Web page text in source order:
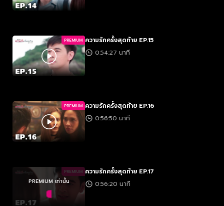
PREMIUM ความรักครั้งสุดท้าย EP.15
0:54:27 นาที
PREMIUM ความรักครั้งสุดท้าย EP.16
0:56:50 นาที
PREMIUM
PREMIUM เท่านั้น
ความรักครั้งสุดท้าย EP.17
0:56:20 นาที